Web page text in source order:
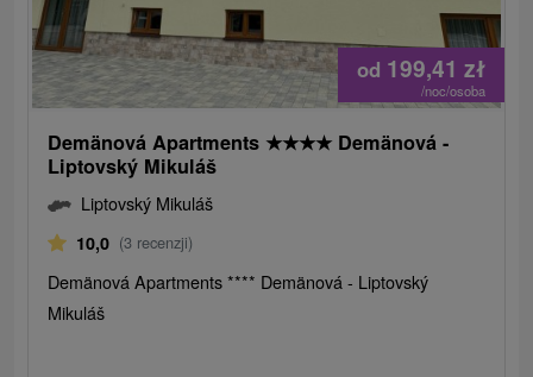
od 199,41 zł
/noc/osoba
Demänová Apartments ★★★★ Demänová -
Liptovský Mikuláš
Liptovský Mikuláš
10,0 (3 recenzji)
Demänová Apartments **** Demänová - Liptovský
Mikuláš